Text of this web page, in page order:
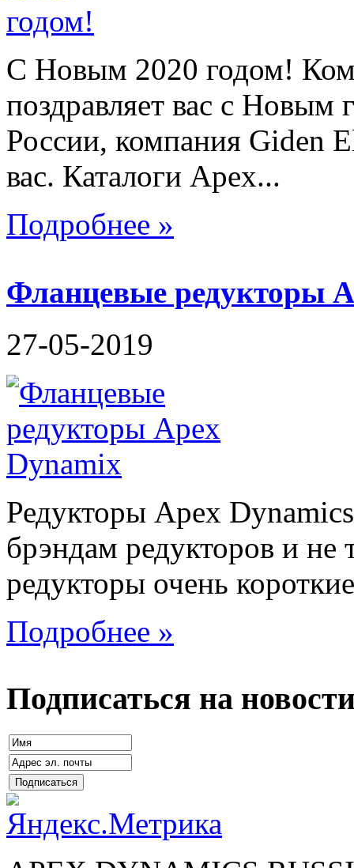
C Новым 2020 годом!
поздравляет вас с Новым
России, компания Giden
вас. Каталоги Apex...
Подробнее »
Фланцевые редукторы
27-05-2019
Редукторы Apex
брэндам редукторов и не
редукторы очень
Подробнее »
Подписаться на